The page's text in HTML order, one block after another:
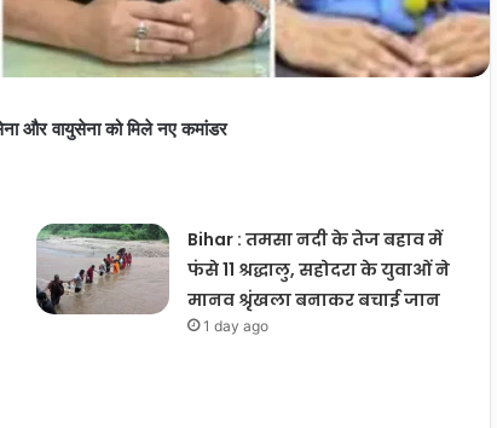
और वायुसेना को मिले नए कमांडर
Bihar : तमसा नदी के तेज बहाव में
फंसे 11 श्रद्धालु, सहोदरा के युवाओं ने
मानव श्रृंखला बनाकर बचाई जान
1 day ago